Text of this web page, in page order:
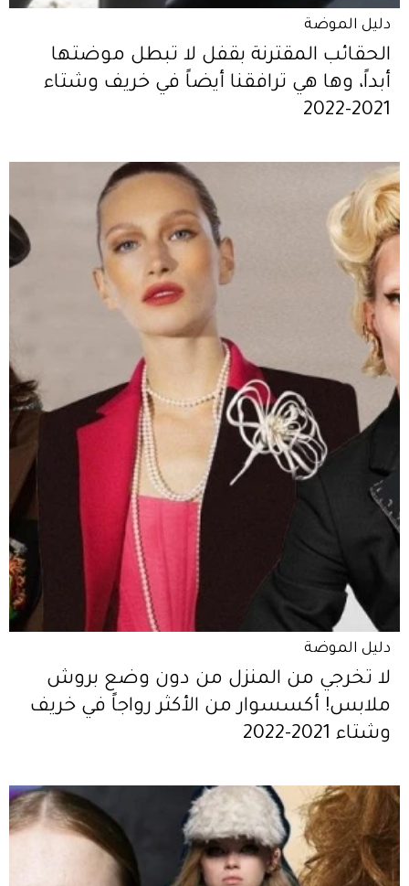
دليل الموضة
الحقائب المقترنة بقفل لا تبطل موضتها
أبداً، وها هي ترافقنا أيضاً في خريف وشتاء
2021-2022
دليل الموضة
لا تخرجي من المنزل من دون وضع بروش
ملابس! أكسسوار من الأكثر رواجاً في خريف
وشتاء 2021-2022